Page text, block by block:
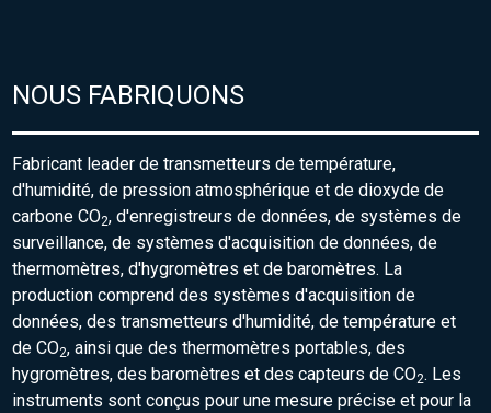
NOUS FABRIQUONS
Fabricant leader de transmetteurs de température,
d'humidité, de pression atmosphérique et de dioxyde de
carbone CO2, d'enregistreurs de données, de systèmes de
surveillance, de systèmes d'acquisition de données, de
thermomètres, d'hygromètres et de baromètres. La
production comprend des systèmes d'acquisition de
données, des transmetteurs d'humidité, de température et
de CO2, ainsi que des thermomètres portables, des
hygromètres, des baromètres et des capteurs de CO2. Les
instruments sont conçus pour une mesure précise et pour la